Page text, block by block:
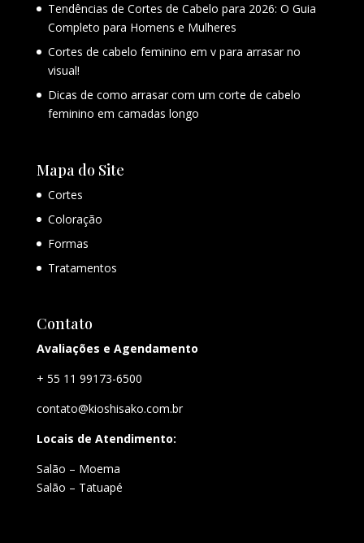
Tendências de Cortes de Cabelo para 2026: O Guia
Completo para Homens e Mulheres
Cortes de cabelo feminino em v para arrasar no
visual!
Dicas de como arrasar com um corte de cabelo
feminino em camadas longo
Mapa do Site
Cortes
Coloração
Formas
Tratamentos
Contato
Avaliações e Agendamento
+ 55 11 99173-6500
contato@kioshisako.com.br
Locais de Atendimento:
Salão – Moema
Salão – Tatuapé